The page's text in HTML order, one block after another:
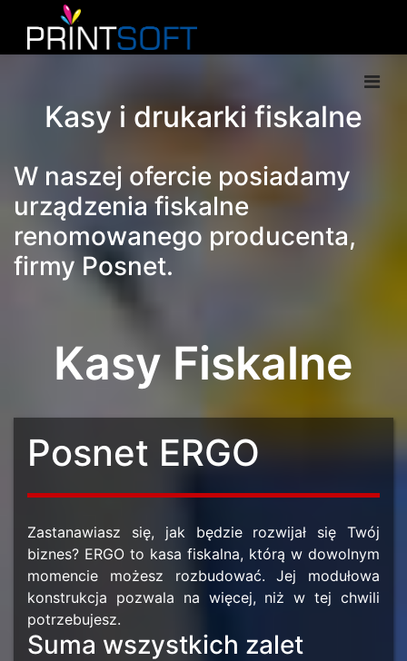
Kasy i drukarki fiskalne
W naszej ofercie posiadamy
urządzenia fiskalne
renomowanego producenta,
firmy Posnet.
Kasy Fiskalne
Posnet ERGO
Zastanawiasz się, jak będzie rozwijał się Twój
biznes? ERGO to kasa fiskalna, którą w dowolnym
momencie możesz rozbudować. Jej modułowa
konstrukcja pozwala na więcej, niż w tej chwili
potrzebujesz.
Suma wszystkich zalet